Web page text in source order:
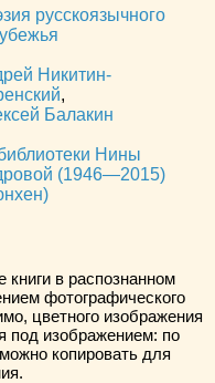
русскоязычного
Никитин-
,
Балакин
Нины
(1946—2015)
книги в распознанном
фотографического
цветного изображения
под изображением: по
копировать для